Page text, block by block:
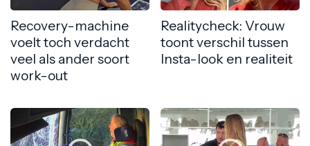
Recovery-machine
voelt toch verdacht
veel als ander soort
work-out
Realitycheck: Vrouw
toont verschil tussen
Insta-look en realiteit